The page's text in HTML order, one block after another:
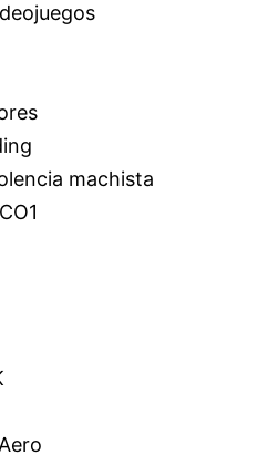
machista